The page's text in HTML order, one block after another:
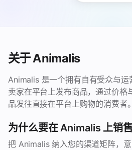
关于 Animalis
Animalis 是一个拥有自有受众与运
卖家在平台上发布商品，通过价格
品发往直接在平台上购物的消费者。
为什么要在 Animalis 上销售
把 Animalis 纳入您的渠道矩阵，